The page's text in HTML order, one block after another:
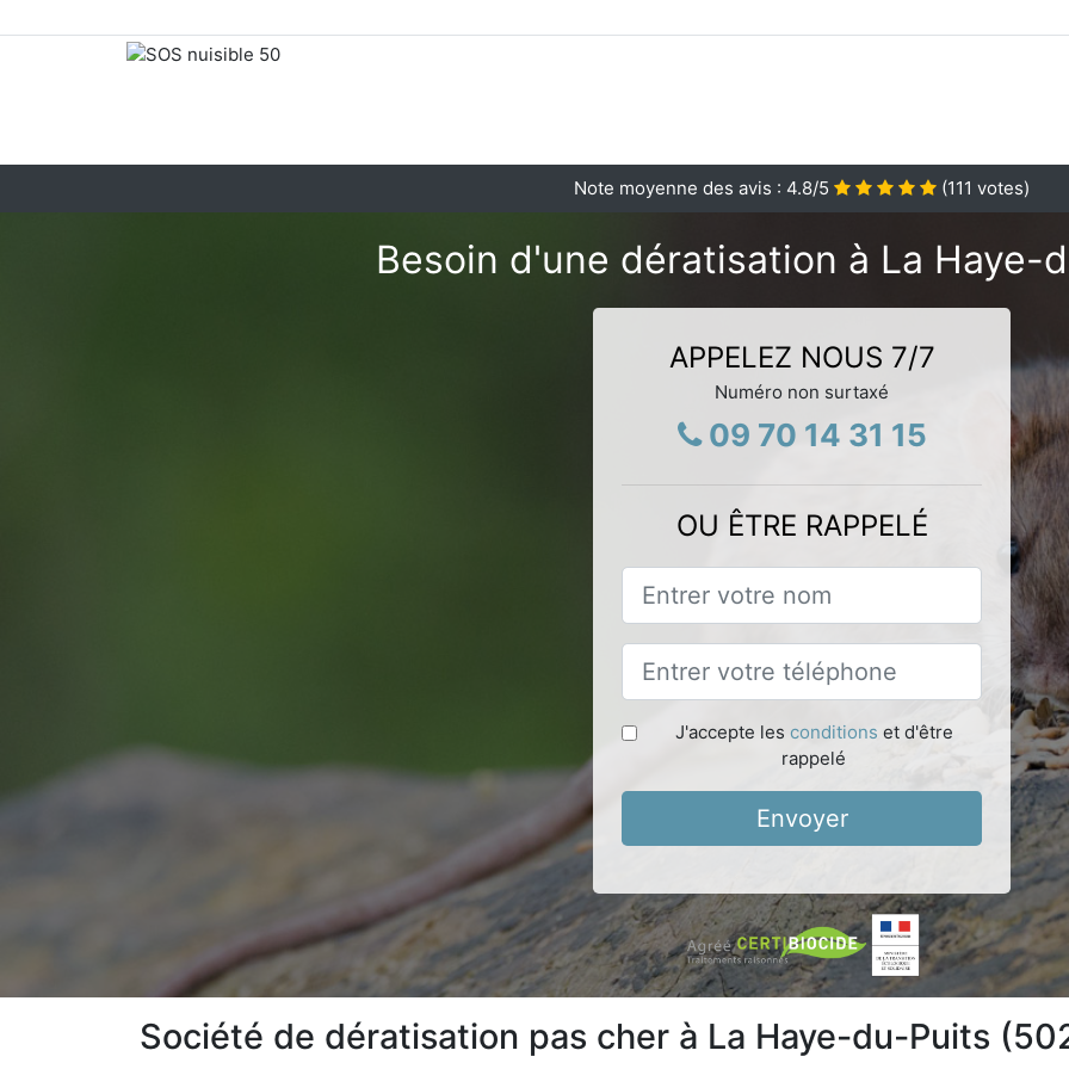
Note moyenne des avis : 4.8/5 (111 votes)
Besoin d'une dératisation à La Haye-
APPELEZ NOUS 7/7
Numéro non surtaxé
09 70 14 31 15
OU ÊTRE RAPPELÉ
J'accepte les conditions et d'être
rappelé
Envoyer
Société de dératisation pas cher à La Haye-du-Puits